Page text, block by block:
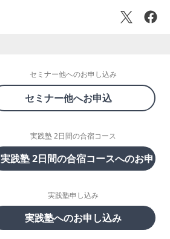
セミナー他へのお申し込み
セミナー他へお申込
実践塾 2日間の合宿コース
実践塾 2日間の合宿コースへのお申し
実践塾申し込み
実践塾へのお申し込み